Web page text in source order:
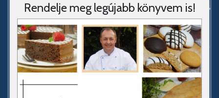
Rendelje meg legújabb könyvem is!